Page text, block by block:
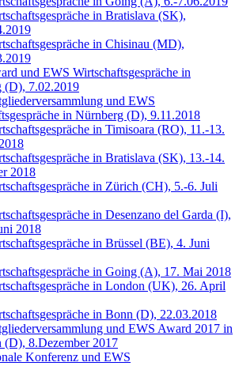
in Bratislava (SK),
in Chisinau (MD),
und EWS Wirtschaftsgespräche in
(D), 7.02.2019
und EWS
in Nürnberg (D), 9.11.2018
in Timisoara (RO), 11.-13.
in Bratislava (SK), 13.-14.
2018
in Zürich (CH), 5.-6. Juli
in Desenzano del Garda (I),
2018
in Brüssel (BE), 4. Juni
in Going (A), 17. Mai 2018
in London (UK), 26. April
in Bonn (D), 22.03.2018
und EWS Award 2017 in
(D), 8.Dezember 2017
Konferenz und EWS